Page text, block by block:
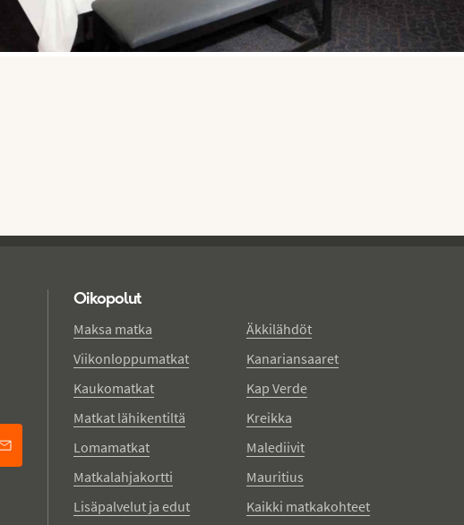
Oikopolut
Maksa matka
Viikonloppumatkat
Kaukomatkat
Matkat lähikentiltä
Lomamatkat
Matkalahjakortti
Lisäpalvelut ja edut
Äkkilähdöt
Kanariansaaret
Kap Verde
Kreikka
Malediivit
Mauritius
Kaikki matkakohteet